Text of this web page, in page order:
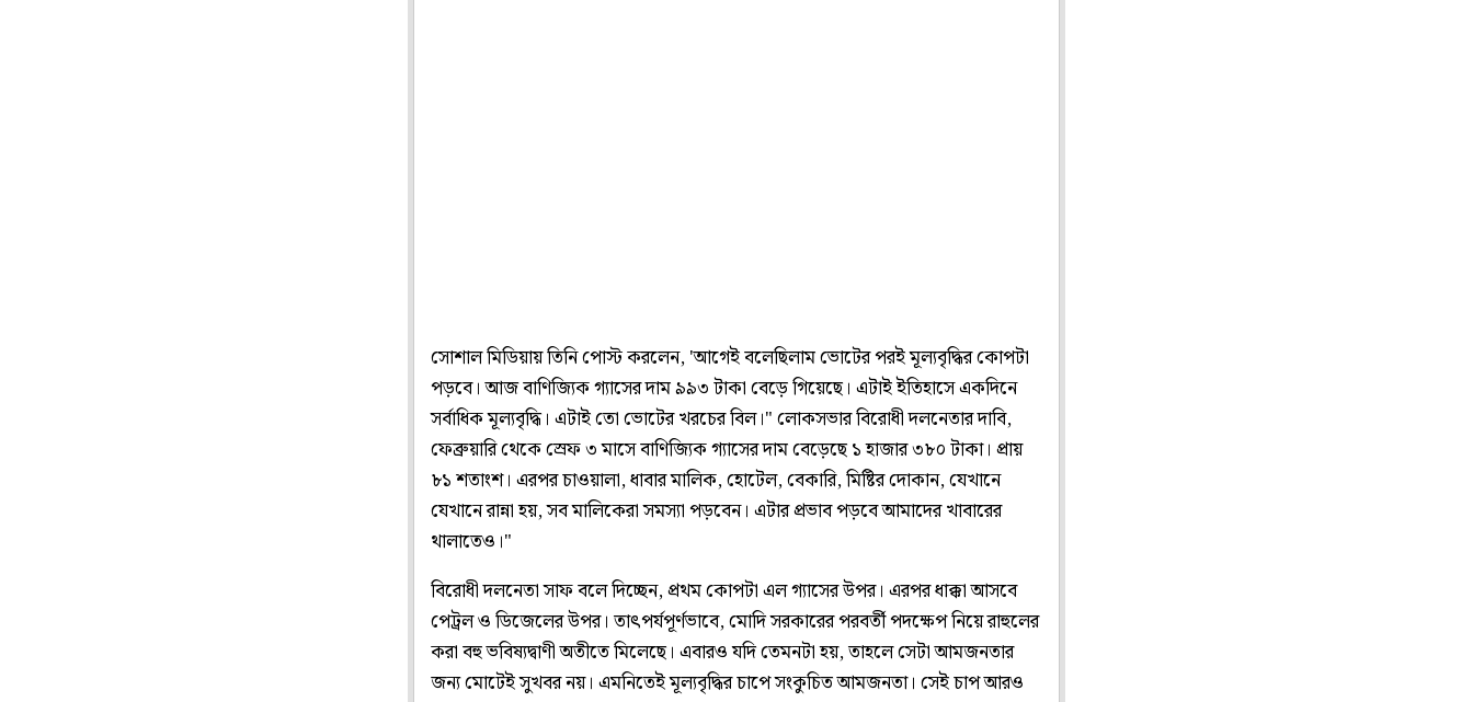
সোশাল মিডিয়ায় তিনি পোস্ট করলেন, 'আগেই বলেছিলাম ভোটের পরই মূল্যবৃদ্ধির কোপটা
পড়বে। আজ বাণিজ্যিক গ্যাসের দাম ৯৯৩ টাকা বেড়ে গিয়েছে। এটাই ইতিহাসে একদিনে
সর্বাধিক মূল্যবৃদ্ধি। এটাই তো ভোটের খরচের বিল।" লোকসভার বিরোধী দলনেতার দাবি,
ফেব্রুয়ারি থেকে স্রেফ ৩ মাসে বাণিজ্যিক গ্যাসের দাম বেড়েছে ১ হাজার ৩৮০ টাকা। প্রায়
৮১ শতাংশ। এরপর চাওয়ালা, ধাবার মালিক, হোটেল, বেকারি, মিষ্টির দোকান, যেখানে
যেখানে রান্না হয়, সব মালিকেরা সমস্যা পড়বেন। এটার প্রভাব পড়বে আমাদের খাবারের
থালাতেও।"
বিরোধী দলনেতা সাফ বলে দিচ্ছেন, প্রথম কোপটা এল গ্যাসের উপর। এরপর ধাক্কা আসবে
পেট্রল ও ডিজেলের উপর। তাৎপর্যপূর্ণভাবে, মোদি সরকারের পরবর্তী পদক্ষেপ নিয়ে রাহুলের
করা বহু ভবিষ্যদ্বাণী অতীতে মিলেছে। এবারও যদি তেমনটা হয়, তাহলে সেটা আমজনতার
জন্য মোটেই সুখবর নয়। এমনিতেই মূল্যবৃদ্ধির চাপে সংকুচিত আমজনতা। সেই চাপ আরও